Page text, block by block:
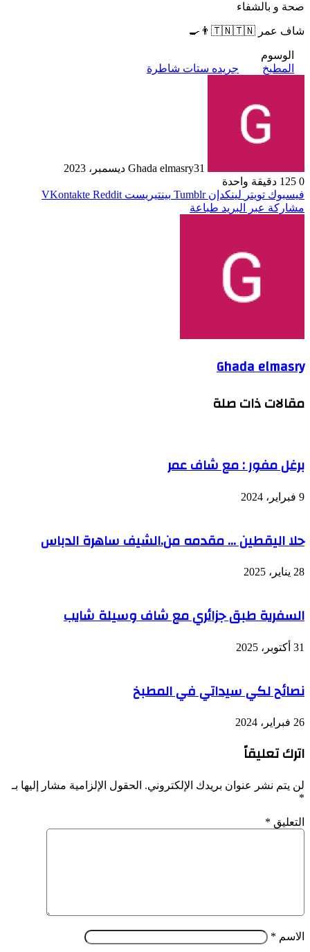
صحة و بالشفاء
شاف عمر 🇹🇳🇹🇳👨‍🍳
الوسوم
المطبخ
جريده ستات شاطرة
Ghada elmasry31 ديسمبر، 2023
0
دقيقة واحدة
فيسبوك تويتر لينكدإن بينتيريست
مشاركة عبر البريد طباعة
Ghada elmasry
مقالات ذات صلة
برغل مفور : مع شاف عمر
9 فبراير، 2024
حلا اليقطين … مقدمه من.الشيف ساهرة الدباس
28 يناير، 2025
السفرية طبق جزائري مع شاف وسيلة شايب
31 أكتوبر، 2025
نصائح لكي سيداتي في المطبخ
26 فبراير، 2024
اترك تعليقاً
لن يتم نشر عنوان بريدك الإلكتروني. الحقول الإلزامية مشار إليها بـ
*
التعليق *
الاسم *